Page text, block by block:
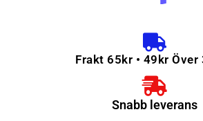
Frakt 65kr • 49kr Över
Snabb leverans